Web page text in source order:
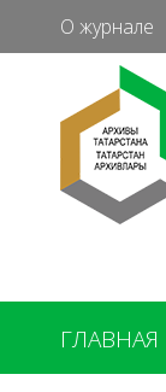
О журнале
ГЛАВНАЯ